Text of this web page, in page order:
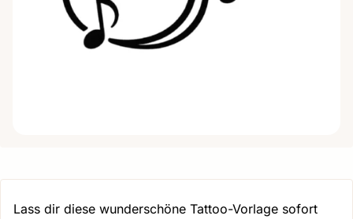
Lass dir diese wunderschöne Tattoo-Vorlage sofort